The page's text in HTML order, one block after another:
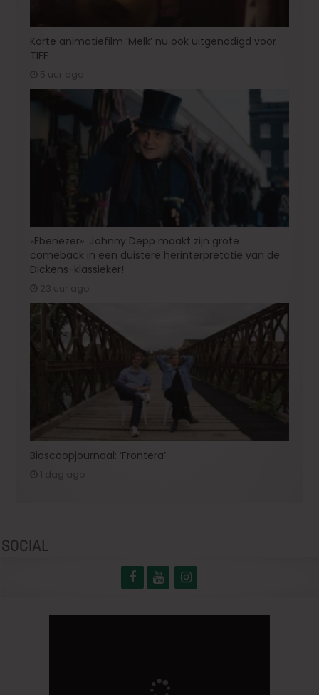
Korte animatiefilm ‘Melk’ nu ook uitgenodigd voor
TIFF
5 uur ago
«Ebenezer»: Johnny Depp maakt zijn grote
comeback in een duistere herinterpretatie van de
Dickens-klassieker!
23 uur ago
Bioscoopjournaal: ‘Frontera’
SOCIAL